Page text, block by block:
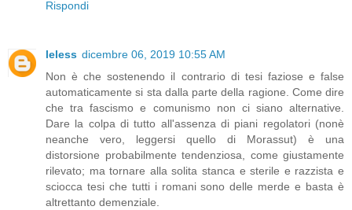
Rispondi
leless dicembre 06, 2019 10:55 AM
Non è che sostenendo il contrario di tesi faziose e false
automaticamente si sta dalla parte della ragione. Come dire
che tra fascismo e comunismo non ci siano alternative.
Dare la colpa di tutto all'assenza di piani regolatori (nonè
neanche vero, leggersi quello di Morassut) è una
distorsione probabilmente tendenziosa, come giustamente
rilevato; ma tornare alla solita stanca e sterile e razzista e
sciocca tesi che tutti i romani sono delle merde e basta è
altrettanto demenziale.